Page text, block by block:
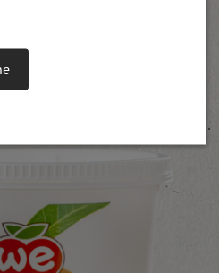
biologiche